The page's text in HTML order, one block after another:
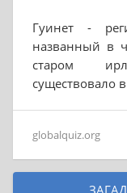
Гуинет -
названный в
старом
существовало
globalquiz.org